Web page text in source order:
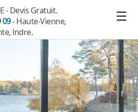
- Devis Gratuit.
09- Haute-Vienne,
Indre.